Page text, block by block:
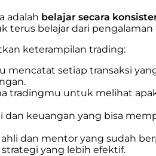
adalah belajar secara
belajar dari
keterampilan trading:
mencatat setiap transaksi
tradingmu untuk melihat
keuangan yang bisa
ahli dan mentor yang sudah
yang lebih efektif.